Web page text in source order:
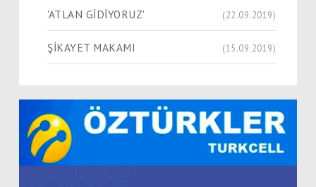
'ATLAN GİDİYORUZ' (22.09.2019)
ŞİKAYET MAKAMI (15.09.2019)